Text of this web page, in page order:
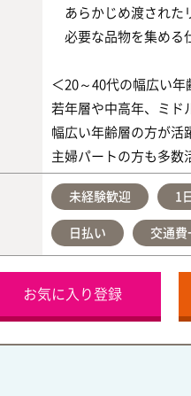
あらかじめ渡された
必要な品物を集める
＜20～40代の幅広い
若年層や中高年、ミド
幅広い年齢層の方が活
主婦パートの方も多数
未経験歓迎 1
日払い 交通費
お気に入り登録